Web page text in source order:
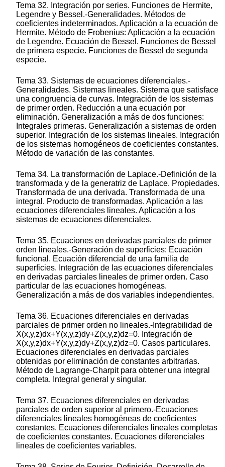
Tema 32. Integración por series. Funciones de Hermite,
Legendre y Bessel.-Generalidades. Métodos de
coeficientes indeterminados. Aplicación a la ecuación de
Hermite. Método de Frobenius: Aplicación a la ecuación
de Legendre. Ecuación de Bessel. Funciones de Bessel
de primera especie. Funciones de Bessel de segunda
especie.
Tema 33. Sistemas de ecuaciones diferenciales.-
Generalidades. Sistemas lineales. Sistema que satisface
una congruencia de curvas. Integración de los sistemas
de primer orden. Reducción a una ecuación por
eliminación. Generalización a más de dos funciones:
Integrales primeras. Generalización a sistemas de orden
superior. Integración de los sistemas lineales. Integración
de los sistemas homogéneos de coeficientes constantes.
Método de variación de las constantes.
Tema 34. La transformación de Laplace.-Definición de la
transformada y de la generatriz de Laplace. Propiedades.
Transformada de una derivada. Transformada de una
integral. Producto de transformadas. Aplicación a las
ecuaciones diferenciales lineales. Aplicación a los
sistemas de ecuaciones diferenciales.
Tema 35. Ecuaciones en derivadas parciales de primer
orden lineales.-Generación de superficies: Ecuación
funcional. Ecuación diferencial de una familia de
superficies. Integración de las ecuaciones diferenciales
en derivadas parciales lineales de primer orden. Caso
particular de las ecuaciones homogéneas.
Generalización a más de dos variables independientes.
Tema 36. Ecuaciones diferenciales en derivadas
parciales de primer orden no lineales.-Integrabilidad de
X(x,y,z)dx+Y(x,y,z)dy+Z(x,y,z)dz=0. Integración de
X(x,y,z)dx+Y(x,y,z)dy+Z(x,y,z)dz=0. Casos particulares.
Ecuaciones diferenciales en derivadas parciales
obtenidas por eliminación de constantes arbitrarias.
Método de Lagrange-Charpit para obtener una integral
completa. Integral general y singular.
Tema 37. Ecuaciones diferenciales en derivadas
parciales de orden superior al primero.-Ecuaciones
diferenciales lineales homogéneas de coeficientes
constantes. Ecuaciones diferenciales lineales completas
de coeficientes constantes. Ecuaciones diferenciales
lineales de coeficientes variables.